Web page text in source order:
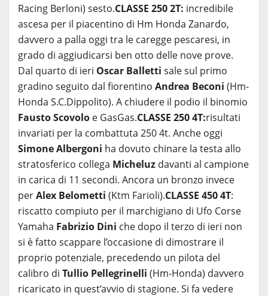
Racing Berloni) sesto.CLASSE 250 2T: incredibile
ascesa per il piacentino di Hm Honda Zanardo,
davvero a palla oggi tra le caregge pescaresi, in
grado di aggiudicarsi ben otto delle nove prove.
Dal quarto di ieri Oscar Balletti sale sul primo
gradino seguito dal fiorentino Andrea Beconi (Hm-
Honda S.C.Dippolito). A chiudere il podio il binomio
Fausto Scovolo e GasGas.CLASSE 250 4T:risultati
invariati per la combattuta 250 4t. Anche oggi
Simone Albergoni ha dovuto chinare la testa allo
stratosferico collega Micheluz davanti al campione
in carica di 11 secondi. Ancora un bronzo invece
perAlex Belometti (Ktm Farioli).CLASSE 450 4T:
riscatto compiuto per il marchigiano di Ufo Corse
Yamaha Fabrizio Dini che dopo il terzo di ieri non
si è fatto scappare l’occasione di dimostrare il
proprio potenziale, precedendo un pilota del
calibro di Tullio Pellegrinelli (Hm-Honda) davvero
ricaricato in quest’avvio di stagione. Si fa vedere